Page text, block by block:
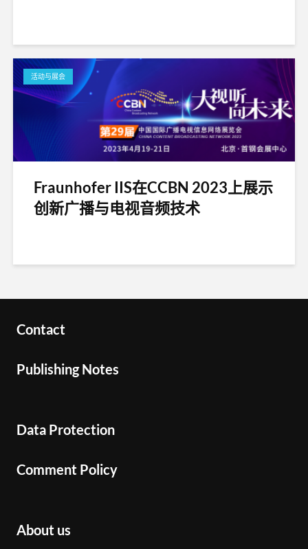
活动与展会
Fraunhofer IIS在CCBN 2023上展示
创新广播与电视音频技术
Contact
Publishing Notes
Data Protection
Comment Policy
About us